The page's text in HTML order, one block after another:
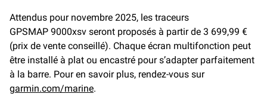
Attendus pour novembre 2025, les traceurs
GPSMAP 9000xsv seront proposés à partir de 3 699,99 €
(prix de vente conseillé). Chaque écran multifonction peut
être installé à plat ou encastré pour s’adapter parfaitement
à la barre. Pour en savoir plus, rendez-vous sur
garmin.com/marine.